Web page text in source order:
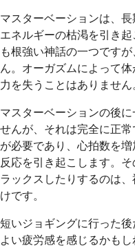
マスターベーションは、
エネルギーの枯渇を引き
も根強い神話の一つです
ん。オーガズムによって
力を失うことはありません
マスターベーションの後
せんが、それは完全に正
が必要であり、心拍数を
反応を引き起こします。
ラックスしたりするのは
けです。
短いジョギングに行った
よい疲労感を感じるかも